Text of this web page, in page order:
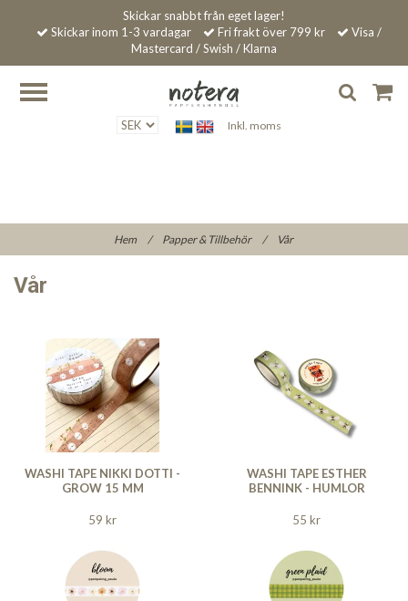
Skickar snabbt från eget lager!
Skickar inom 1-3 vardagar
Fri frakt över 799 kr
Visa /
Mastercard / Swish / Klarna
Inkl. moms
Hem / Papper & Tillbehör / Vår
Vår
WASHI TAPE NIKKI DOTTI -
GROW 15 MM
59 kr
WASHI TAPE ESTHER
BENNINK - HUMLOR
55 kr